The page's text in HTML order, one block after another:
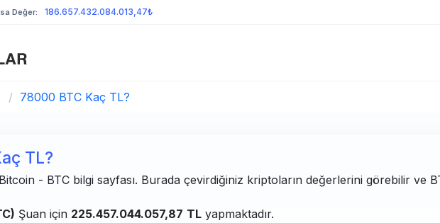
Değer: 186.657.432.084.013,47₺
/ 78000 BTC Kaç TL?
TL?
- BTC bilgi sayfası. Burada çevirdiğiniz kriptoların değerlerini görebilir ve
Şuan için 225.457.044.057,87 TL yapmaktadır.